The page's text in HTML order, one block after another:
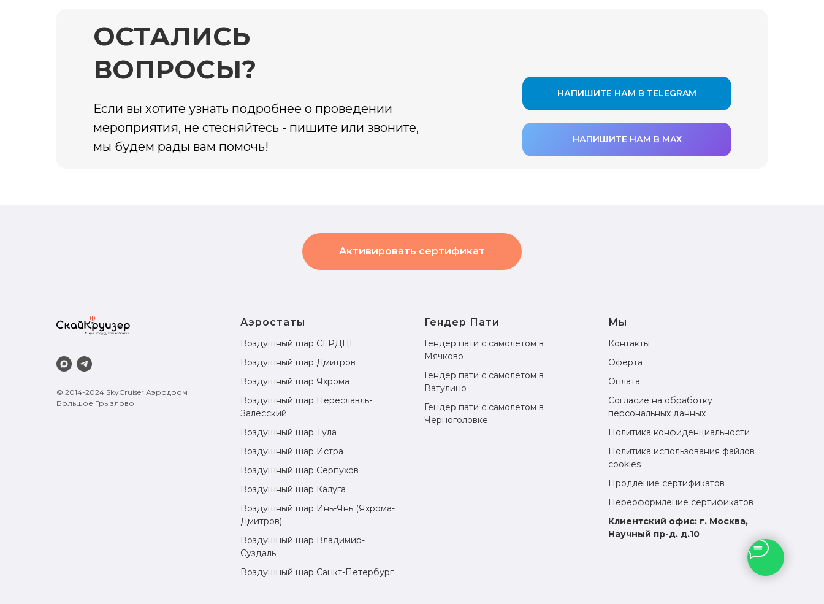
ОСТАЛИСЬ
ВОПРОСЫ?
Если вы хотите узнать подробнее о проведении
мероприятия, не стесняйтесь - пишите или звоните,
мы будем рады вам помочь!
НАПИШИТЕ НАМ В MAX
НАПИШИТЕ НАМ В TELEGRAM
Активировать сертификат
© 2014-2024 SkyCruiser Аэродром
Большое Грызлово
Аэростаты
Воздушный шар СЕРДЦЕ
Воздушный шар Дмитров
Воздушный шар Яхрома
Воздушный шар Переславль-
Залесский
Воздушный шар Тула
Воздушный шар Истра
Воздушный шар Серпухов
Воздушный шар Калуга
Воздушный шар Инь-Янь (Яхрома-
Дмитров)
Воздушный шар Владимир-
Суздаль
Воздушный шар Санкт-Петербург
Гендер Пати
Гендер пати с самолетом в
Мячково
Гендер пати с самолетом в
Ватулино
Гендер пати с самолетом в
Черноголовке
Мы
Контакты
Оферта
Оплата
Согласие на обработку
персональных данных
Политика конфиденциальности
Политика использования файлов
cookies
Продление сертификатов
Переоформление сертификатов
Клиентский офис: г. Москва,
Научный пр-д. д.10